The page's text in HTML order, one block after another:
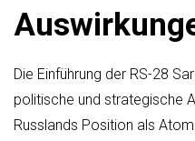
Die Einführung der RS-28
politische und strategische
Russlands Position als